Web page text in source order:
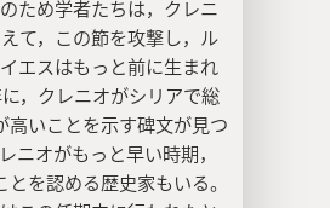
ため学者たちは，クレニ
て，この節を攻撃し，ル
エスはもっと前に生まれ
，クレニオがシリアで総
いことを示す碑文が見つ
ニオがもっと早い時期，
を認める歴史家もいる。